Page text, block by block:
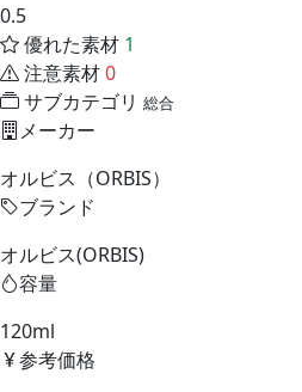
0.5
優れた素材 1
注意素材0
サブカテゴリ 総合
メーカー
オルビス（ORBIS）
ブランド
オルビス(ORBIS)
容量
120ml
参考価格